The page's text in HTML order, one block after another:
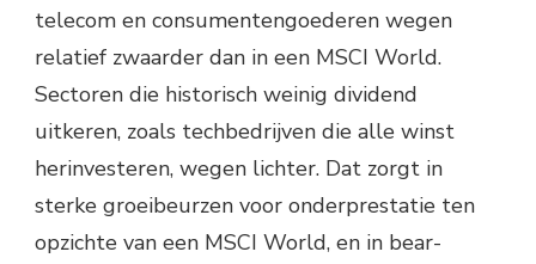
telecom en consumentengoederen wegen
relatief zwaarder dan in een MSCI World.
Sectoren die historisch weinig dividend
uitkeren, zoals techbedrijven die alle winst
herinvesteren, wegen lichter. Dat zorgt in
sterke groeibeurzen voor onderprestatie ten
opzichte van een MSCI World, en in bear-